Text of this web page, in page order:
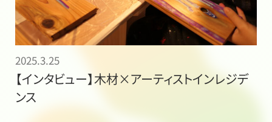
2025.3.25
【インタビュー】木材×アーティストインレジデ
ンス